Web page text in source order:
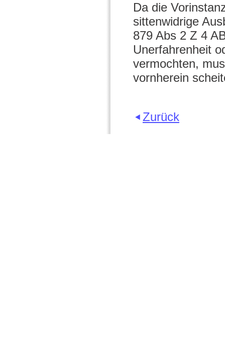
Da die
sittenwidrige
879 Abs 2 Z 4
Unerfahrenheit
vermochten,
vornherein
Zurück